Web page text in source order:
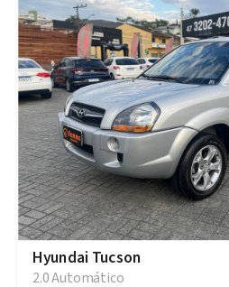
Hyundai Tucson
2.0 Automático